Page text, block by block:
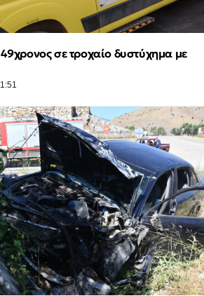
σε τροχαίο δυστύχημα με